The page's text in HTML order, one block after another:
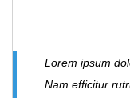
Lorem ipsum
Nam efficitur